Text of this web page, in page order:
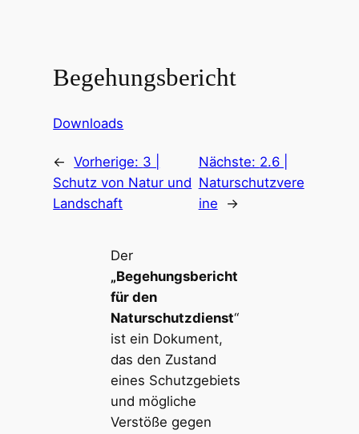
Begehungsbericht
Downloads
← Vorherige: 3 |
Schutz von Natur und
Landschaft
Nächste: 2.6 |
Naturschutzvere
ine
→
Der
„Begehungsbericht
für den
Naturschutzdienst“
ist ein Dokument,
das den Zustand
eines Schutzgebiets
und mögliche
Verstöße gegen